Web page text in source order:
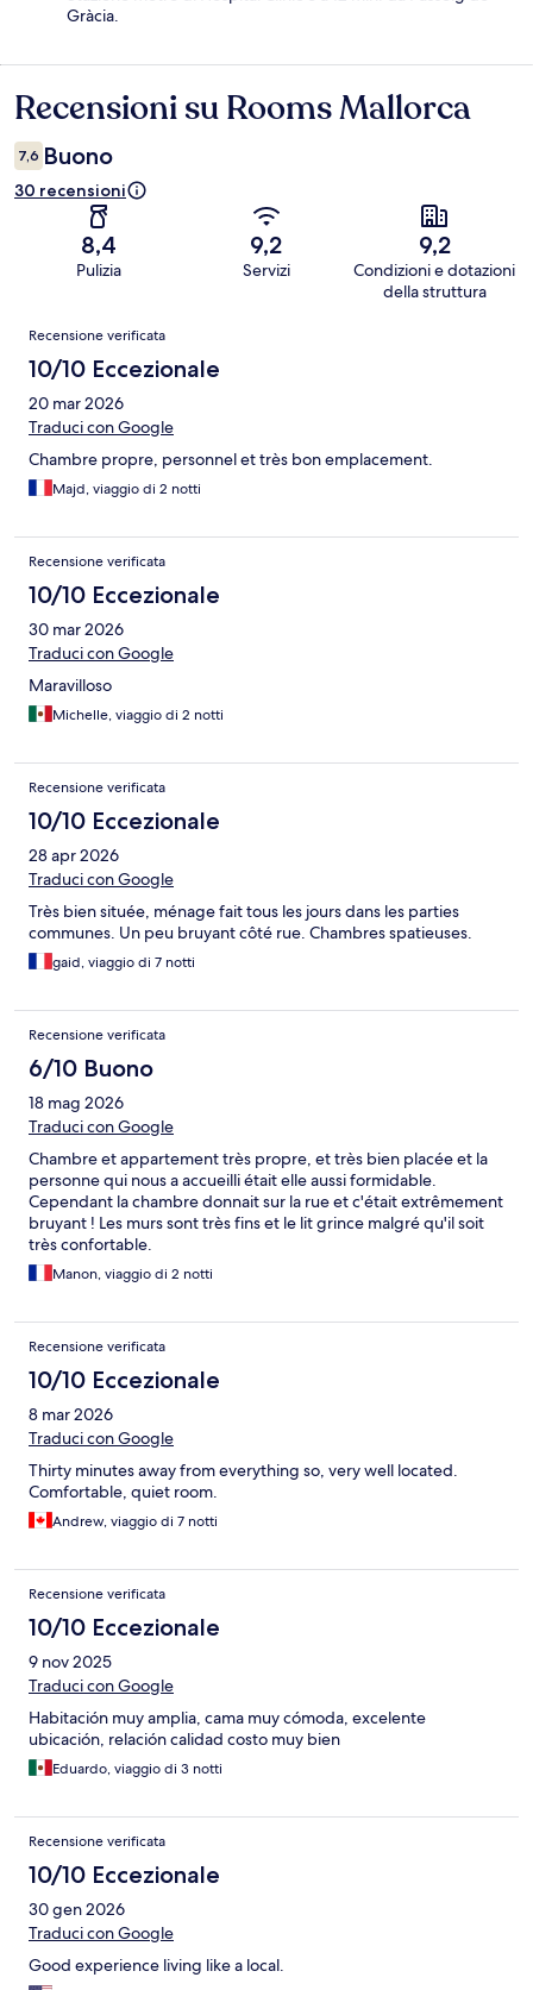
Gràcia.
Recensioni
Recensioni su Rooms Mallorca
7,6 Buono
30 recensioni
8,4
Pulizia
9,2
Servizi
9,2
Condizioni e dotazioni
della struttura
Recensioni
Recensione verificata
10/10 Eccezionale
20 mar 2026
Traduci con Google
Chambre propre, personnel et très bon emplacement.
Majd, viaggio di 2 notti
Recensione verificata
10/10 Eccezionale
30 mar 2026
Traduci con Google
Maravilloso
Michelle, viaggio di 2 notti
Recensione verificata
10/10 Eccezionale
28 apr 2026
Traduci con Google
Très bien située, ménage fait tous les jours dans les parties
communes. Un peu bruyant côté rue. Chambres spatieuses.
gaid, viaggio di 7 notti
Recensione verificata
6/10 Buono
18 mag 2026
Traduci con Google
Chambre et appartement très propre, et très bien placée et la
personne qui nous a accueilli était elle aussi formidable.
Cependant la chambre donnait sur la rue et c'était extrêmement
bruyant ! Les murs sont très fins et le lit grince malgré qu'il soit
très confortable.
Manon, viaggio di 2 notti
Recensione verificata
10/10 Eccezionale
8 mar 2026
Traduci con Google
Thirty minutes away from everything so, very well located.
Comfortable, quiet room.
Andrew, viaggio di 7 notti
Recensione verificata
10/10 Eccezionale
9 nov 2025
Traduci con Google
Habitación muy amplia, cama muy cómoda, excelente
ubicación, relación calidad costo muy bien
Eduardo, viaggio di 3 notti
Recensione verificata
10/10 Eccezionale
30 gen 2026
Traduci con Google
Good experience living like a local.